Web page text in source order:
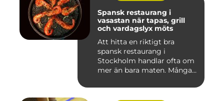
Spansk restaurang i
vasastan när tapas, grill
och vardagslyx möts
Att hitta en riktigt bra
spansk restaurang i
Stockholm handlar ofta om
mer än bara maten. Många